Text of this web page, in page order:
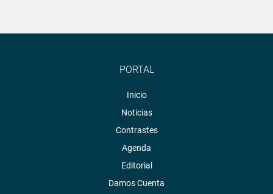
PORTAL
Inicio
Noticias
Contrastes
Agenda
Editorial
Damos Cuenta